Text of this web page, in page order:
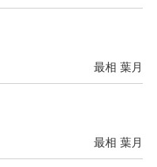
最相 葉月
最相 葉月